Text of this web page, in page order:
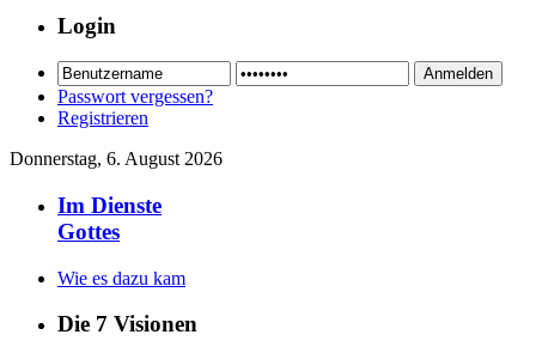
Login
Passwort vergessen?
Registrieren
Donnerstag, 6. August 2026
Im Dienste
Gottes
Wie es dazu kam
Die 7 Visionen